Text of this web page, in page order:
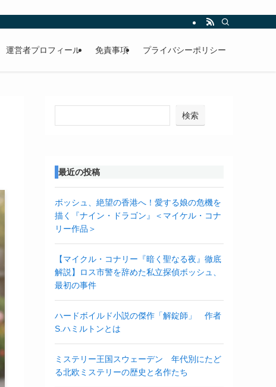
運営者プロフィール 免責事項 プライバシーポリシー
検索
最近の投稿
ボッシュ、絶望の香港へ！愛する娘の危機を
描く『ナイン・ドラゴン』＜マイケル・コナ
リー作品＞
【マイクル・コナリー『暗く聖なる夜』徹底
解説】ロス市警を辞めた私立探偵ボッシュ、
最初の事件
ハードボイルド小説の傑作「解錠師」 作者
S.ハミルトンとは
ミステリー王国スウェーデン 年代別にたど
る北欧ミステリーの歴史と名作たち